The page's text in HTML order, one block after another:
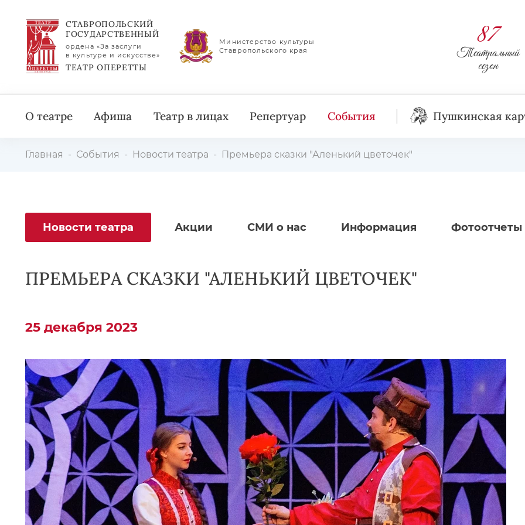
СТАВРОПОЛЬСКИЙ
ГОСУДАРСТВЕННЫЙ
ордена «За заслуги
в культуре и искусстве»
ТЕАТР ОПЕРЕТТЫ
Министерство культуры
Ставропольского края
87
Театральный
сезон
О театре Афиша Театр в лицах Репертуар События Пушкинская
Главная События Новости театра Премьера сказки "Аленький цветочек"
Новости театра Акции СМИ о нас Информация Фотоотчеты
ПРЕМЬЕРА СКАЗКИ "АЛЕНЬКИЙ ЦВЕТОЧЕК"
25 декабря 2023